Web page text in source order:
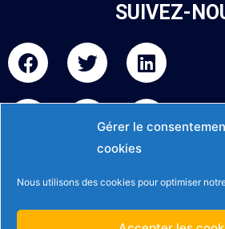
Gérer le
cookies
Nous utilisons des cookies pour optimiser
SUIVEZ-
F
a
e
k
T
w
t
e
r
L
i
k
e
n
I
a
g
Y
o
u
u
b
F
l
k
r
Mentions légales et politique